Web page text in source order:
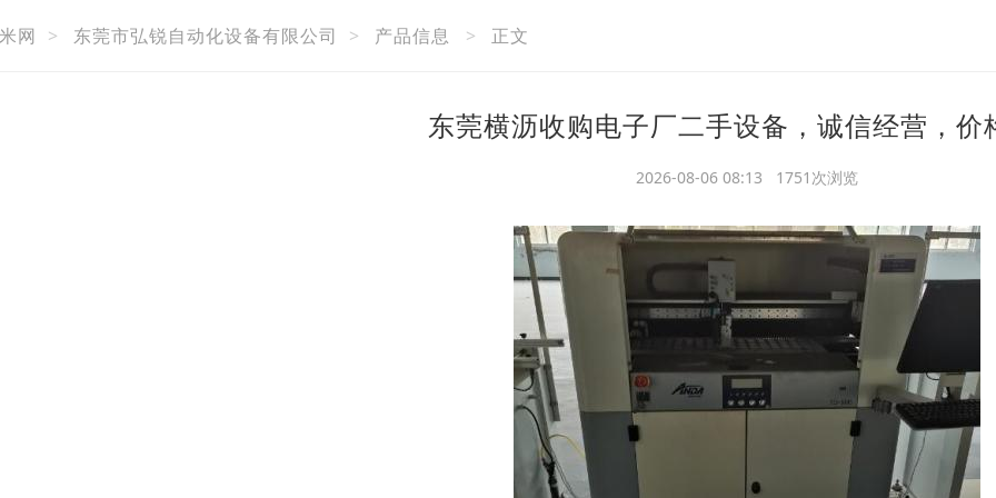
网 > 东莞市弘锐自动化设备有限公司 > 产品信息 > 正文
东莞横沥收购电子厂二手设备，诚信经营，价
2026-08-06 08:13 1751次浏览